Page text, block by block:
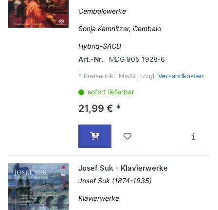
Cembalowerke
Sonja Kemnitzer, Cembalo
Hybrid-SACD
Art.-Nr.
MDG 905 1928-6
* Preise inkl. MwSt., zzgl. Versandkosten
sofort lieferbar
21,99 € *
Josef Suk - Klavierwerke
Josef Suk (1874-1935)
Klavierwerke